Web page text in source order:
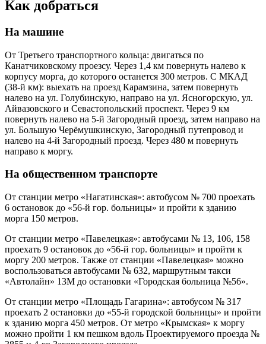
Как добраться
На машине
От Третьего транспортного кольца: двигаться по
Канатчиковскому проезсу. Через 1,4 км повернуть налево к
корпусу морга, до которого останется 300 метров. С МКАД
(38-й км): выехать на проезд Карамзина, затем повернуть
налево на ул. Голубинскую, направо на ул. Ясногорскую, ул.
Айвазовского и Севастопольский проспект. Через 9 км
повернуть налево на 5-й Загородный проезд, затем направо на
ул. Большую Черёмушкинскую, Загородный путепровод и
налево на 4-й Загородный проезд. Через 480 м повернуть
направо к моргу.
На общественном транспорте
От станции метро «Нагатинская»: автобусом № 700 проехать
6 остановок до «56-й гор. больницы» и пройти к зданию
морга 150 метров.
От станции метро «Павелецкая»: автобусами № 13, 106, 158
проехать 9 остановок до «56-й гор. больницы» и пройти к
моргу 200 метров. Также от станции «Павелецкая» можно
воспользоваться автобусами № 632, маршрутным такси
«Автолайн» 13М до остановки «Городская больница №56».
От станции метро «Площадь Гагарина»: автобусом № 317
проехать 2 остановки до «55-й городской больницы» и пройти
к зданию морга 450 метров. От метро «Крымская» к моргу
можно пройти 1 км пешком вдоль Проектируемого проезда №